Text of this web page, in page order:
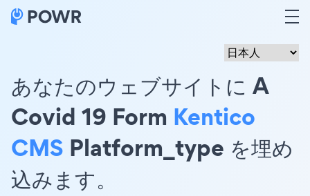
あなたのウェブサイトに A
Covid 19 Form Kentico
CMS Platform_type を埋め
込みます。